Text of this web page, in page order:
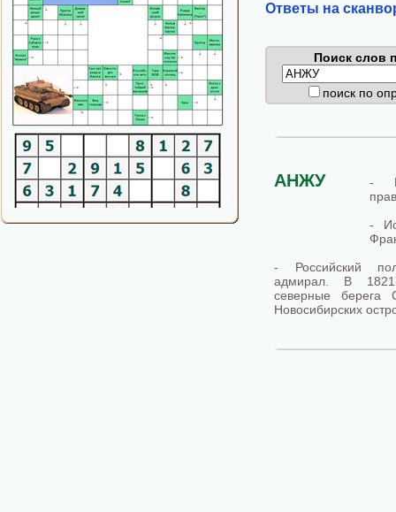
Ответы на
Поиск слов
поиск по
АНЖУ
-
-
- Российский
адмирал. В
северные берега
Новосибирских